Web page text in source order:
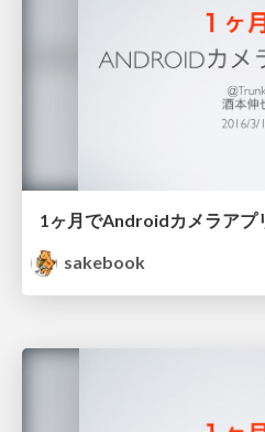
1ヶ月でAndroidカメラアプ
sakebook